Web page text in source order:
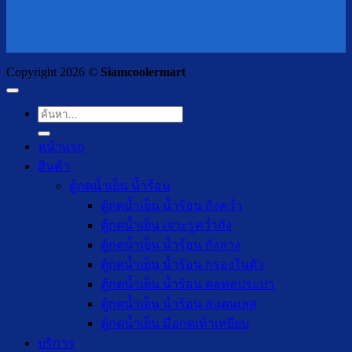
Copyright 2026 © Siamcoolermart
ค้นหา:
หน้าแรก
สินค้า
ตู้กดน้ำเย็น น้ำร้อน
ตู้กดน้ำเย็น น้ำร้อน ถังคว่ำ
ตู้กดน้ำเย็น เจาะรูคว่ำถัง
ตู้กดน้ำเย็น น้ำร้อน ถังล่าง
ตู้กดน้ำเย็น น้ำร้อน กรองในตัว
ตู้กดน้ำเย็น น้ำร้อน ต่อท่อประปา
ตู้กดน้ำเย็น น้ำร้อน สแตนเลส
ตู้กดน้ำเย็น มือกดเท้าเหยียบ
บริการ